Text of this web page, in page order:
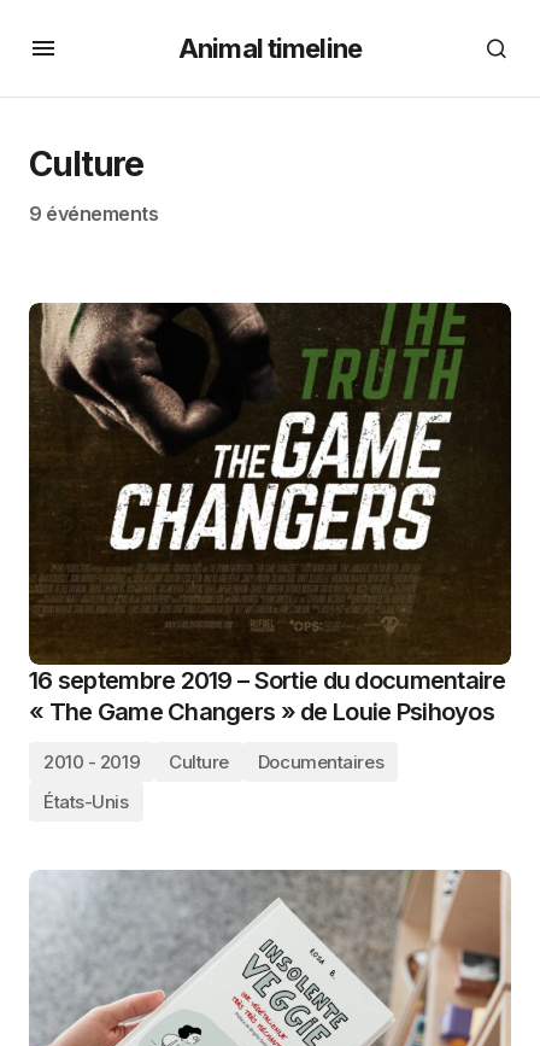
Animal timeline
Culture
9 événements
16 septembre 2019 – Sortie du documentaire
« The Game Changers » de Louie Psihoyos
2010 - 2019 Culture
Documentaires
États-Unis